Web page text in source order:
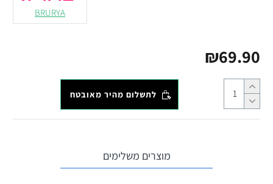
₪69.90
BRURYA
לתשלום מהיר מאובטח
מוצרים משלימים